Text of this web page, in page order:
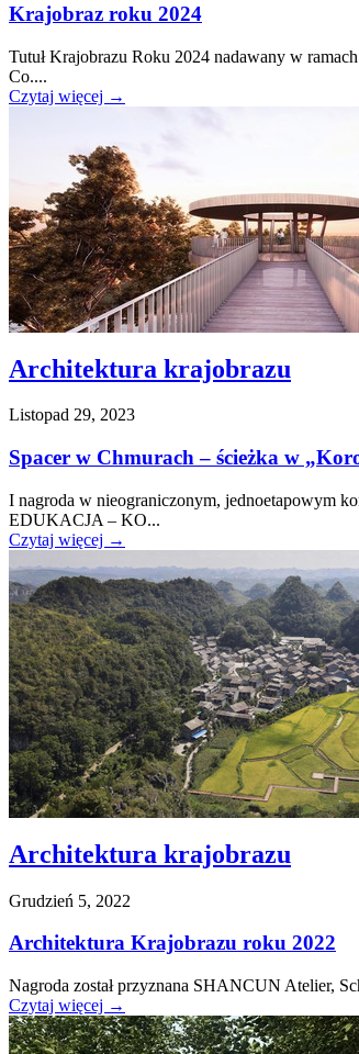
Krajobraz roku 2024
Tutuł Krajobrazu Roku 2024 nadawany w
Co....
Czytaj więcej →
Architektura krajobrazu
Listopad 29, 2023
Spacer w Chmurach – ścieżka w
I nagroda w nieograniczonym, jednoetapowym
EDUKACJA – KO...
Czytaj więcej →
Architektura krajobrazu
Grudzień 5, 2022
Architektura Krajobrazu roku 2022
Nagroda został przyznana SHANCUN Atelier,
Czytaj więcej →